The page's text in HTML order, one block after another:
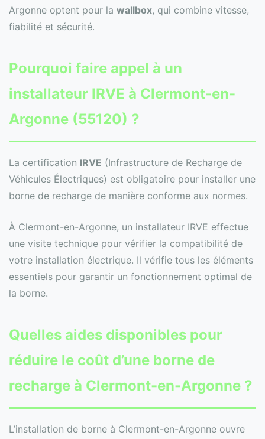
Argonne optent pour la wallbox, qui combine vitesse,
fiabilité et sécurité.
Pourquoi faire appel à un
installateur IRVE à Clermont-en-
Argonne (55120) ?
La certification IRVE (Infrastructure de Recharge de
Véhicules Électriques) est obligatoire pour installer une
borne de recharge de manière conforme aux normes.
À Clermont-en-Argonne, un installateur IRVE effectue
une visite technique pour vérifier la compatibilité de
votre installation électrique. Il vérifie tous les éléments
essentiels pour garantir un fonctionnement optimal de
la borne.
Quelles aides disponibles pour
réduire le coût d’une borne de
recharge à Clermont-en-Argonne ?
L’installation de borne à Clermont-en-Argonne ouvre